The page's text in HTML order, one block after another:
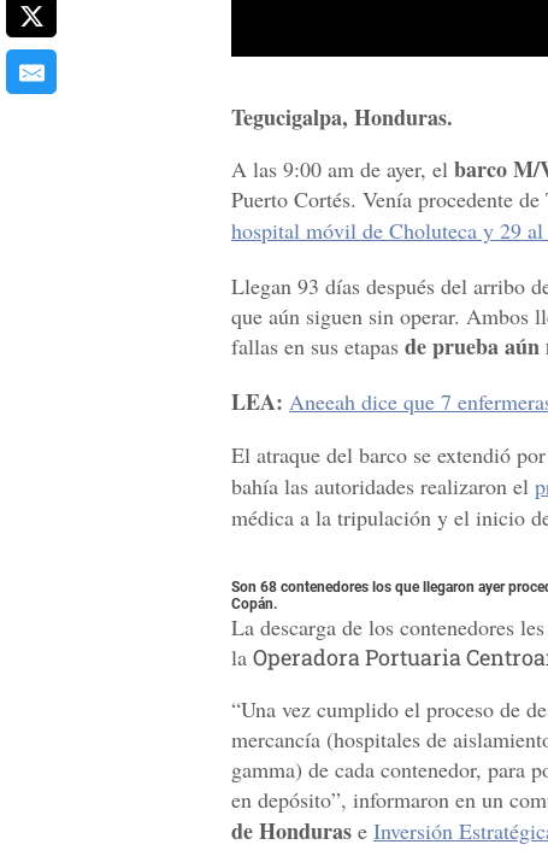
Tegucigalpa, Honduras.
A las 9:00 am de ayer, el barco M/
Puerto Cortés. Venía procedente
hospital móvil de Choluteca y 29 al
Llegan 93 días después del arribo
que aún siguen sin operar. Ambos
fallas en sus etapas de prueba
LEA: Aneeah dice que 7
El atraque del barco se extendió
bahía las autoridades realizaron el
médica a la tripulación y el inicio
Son 68 contenedores los que llegaron ayer
Copán.
La descarga de los contenedores
la Operadora Portuaria
“Una vez cumplido el proceso de
mercancía (hospitales de
gamma) de cada contenedor, para
en depósito”, informaron en un
de Honduras e Inversión